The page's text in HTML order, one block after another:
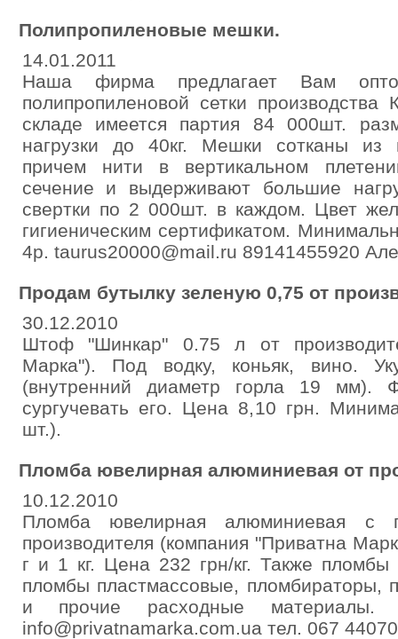
Полипропиленовые мешки.
14.01.2011
Наша фирма предлагает Вам
полипропиленовой сетки
складе имеется партия 84 000шт.
нагрузки до 40кг. Мешки сотканы из
причем нити в вертикальном
сечение и выдерживают большие
свертки по 2 000шт. в каждом. Цвет
гигиеническим сертификатом.
4р. taurus20000@mail.ru 89141455920
Продам бутылку зеленую 0,75 от
30.12.2010
Штоф "Шинкар" 0.75 л от
Марка"). Под водку, коньяк, вино.
(внутренний диаметр горла 19 мм).
сургучевать его. Цена 8,10 грн.
шт.).
Пломба ювелирная алюминиевая от
10.12.2010
Пломба ювелирная алюминиевая с
производителя (компания "Приватна
г и 1 кг. Цена 232 грн/кг. Также
пломбы пластмассовые, пломбираторы,
и прочие расходные материалы.
info@privatnamarka.com.ua тел. 067